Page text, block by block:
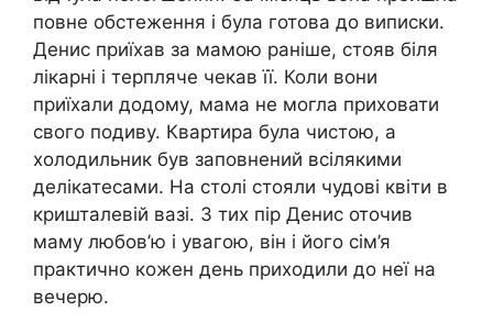
повне обстеження і була готова до виписки.
Денис приїхав за мамою раніше, стояв біля
лікарні і терпляче чекав її. Коли вони
приїхали додому, мама не могла приховати
свого подиву. Квартира була чистою, а
холодильник був заповнений всілякими
делікатесами. На столі стояли чудові квіти в
кришталевій вазі. З тих пір Денис оточив
маму любов’ю і увагою, він і його сім’я
практично кожен день приходили до неї на
вечерю.